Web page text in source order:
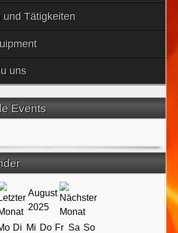
und Tätigkeiten
uns
Events
August
2025
Di Mi Do Fr Sa So